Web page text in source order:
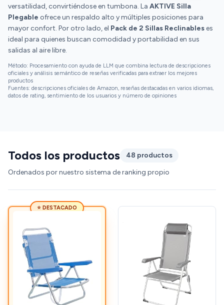
versatilidad, convirtiéndose en tumbona. La AKTIVE Silla
Plegable ofrece un respaldo alto y múltiples posiciones para
mayor confort. Por otro lado, el Pack de 2 Sillas Reclinables es
ideal para quienes buscan comodidad y portabilidad en sus
salidas al aire libre.
Método: Procesamiento con ayuda de LLM que combina lectura de descripciones
oficiales y análisis semántico de reseñas verificadas para extraer los mejores
productos
Fuentes: descripciones oficiales de Amazon, reseñas destacadas en varios idiomas,
datos de rating, sentimiento de los usuarios y número de opiniones
Todos los productos
48 productos
Ordenados por nuestro sistema de ranking propio
⭐ DESTACADO